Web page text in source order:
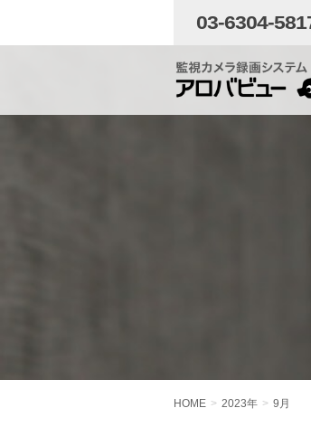
03-6304-
HOME 2023年 9 月